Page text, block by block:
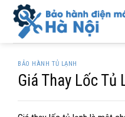
Skip
content
BẢO HÀNH TỦ LẠNH
Giá Thay Lốc